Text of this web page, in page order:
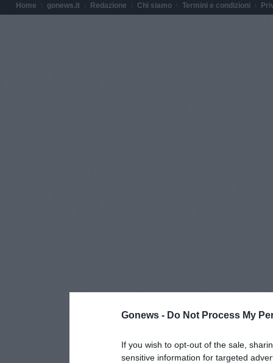
Gonews - Do Not Process My
If you wish to opt-out of the sale,
sensitive information for targeted
Home gonews.it Redazione Chi siamo Termini e condizioni